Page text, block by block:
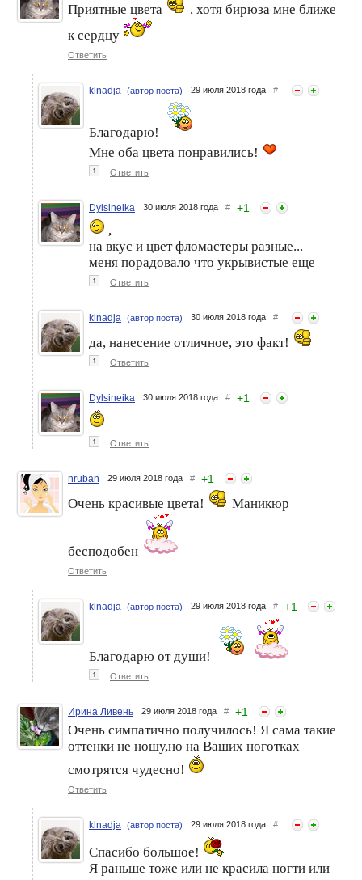
Приятные цвета
, хотя бирюза мне ближе
к сердцу
Ответить
klnadja (автор поста) 29 июля 2018 года #
Благодарю!
Мне оба цвета понравились!
↑ Ответить
Dylsineika 30 июля 2018 года # +1
,
на вкус и цвет фломастеры разные...
меня порадовало что укрывистые еще
↑ Ответить
klnadja (автор поста) 30 июля 2018 года #
да, нанесение отличное, это факт!
↑ Ответить
Dylsineika 30 июля 2018 года # +1
↑ Ответить
nruban 29 июля 2018 года # +1
Очень красивые цвета! Маникюр
бесподобен
Ответить
klnadja (автор поста) 29 июля 2018 года # +1
Благодарю от души!
↑ Ответить
Ирина Ливень 29 июля 2018 года # +1
Очень симпатично получилось! Я сама такие
оттенки не ношу,но на Ваших ноготках
смотрятся чудесно!
Ответить
klnadja (автор поста) 29 июля 2018 года #
Спасибо большое!
Я раньше тоже или не красила ногти или